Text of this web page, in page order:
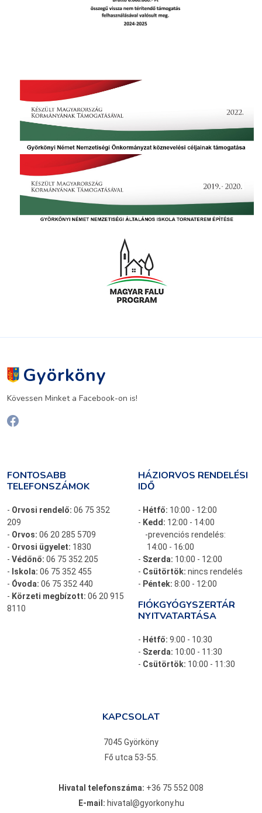
Györköny
Kövessen Minket a Facebook-on is!
FONTOSABB
TELEFONSZÁMOK
- Orvosi rendelő: 06 75 352
209
- Orvos: 06 20 285 5709
- Orvosi ügyelet: 1830
- Védőnő: 06 75 352 205
- Iskola: 06 75 352 455
- Óvoda: 06 75 352 440
- Körzeti megbízott: 06 20 915
8110
HÁZIORVOS RENDELÉSI
IDŐ
- Hétfő: 10:00 - 12:00
- Kedd: 12:00 - 14:00
-prevenciós rendelés:
14:00 - 16:00
- Szerda: 10:00 - 12:00
- Csütörtök: nincs rendelés
- Péntek: 8:00 - 12:00
FIÓKGYÓGYSZERTÁR
NYITVATARTÁSA
- Hétfő: 9:00 - 10:30
- Szerda: 10:00 - 11:30
- Csütörtök: 10:00 - 11:30
KAPCSOLAT
7045 Györköny
Fő utca 53-55.
Hivatal telefonszáma: +36 75 552 008
E-mail: hivatal@gyorkony.hu